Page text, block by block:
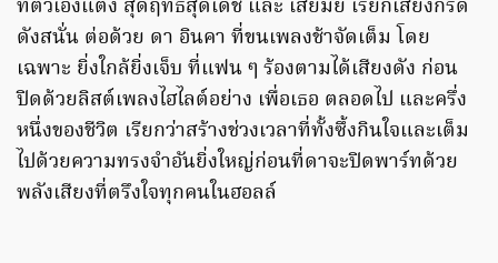
ที่ตัวเองแต่ง สุดฤทธิ์สุดเดช และ เสียมั้ย เรียกเสียงกรี๊ด
ดังสนั่น ต่อด้วย ดา อินคา ที่ขนเพลงช้าจัดเต็ม โดย
เฉพาะ ยิ่งใกล้ยิ่งเจ็บ ที่แฟน ๆ ร้องตามได้เสียงดัง ก่อน
ปิดด้วยลิสต์เพลงไฮไลต์อย่าง เพื่อเธอ ตลอดไป และครึ่ง
หนึ่งของชีวิต เรียกว่าสร้างช่วงเวลาที่ทั้งซึ้งกินใจและเต็ม
ไปด้วยความทรงจำอันยิ่งใหญ่ก่อนที่ดาจะปิดพาร์ทด้วย
พลังเสียงที่ตรึงใจทุกคนในฮอลล์